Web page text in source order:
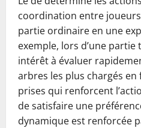
coordination entre
partie ordinaire en une
exemple, lors d’une partie
intérêt à évaluer
arbres les plus chargés
prises qui renforcent
de satisfaire une
dynamique est renforcée